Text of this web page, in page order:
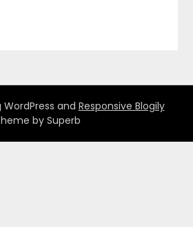
WordPress and Responsive Blogily
by Superb